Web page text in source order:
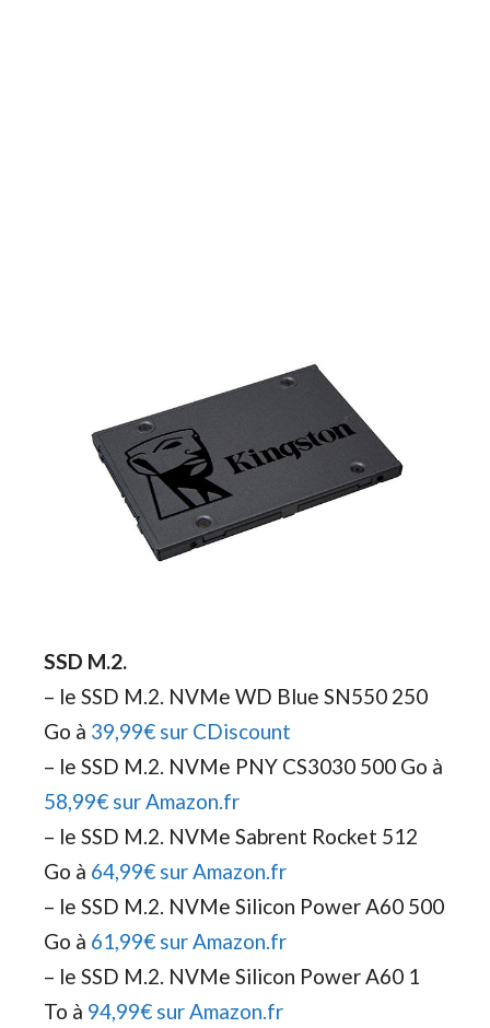
SSD M.2.
– le SSD M.2. NVMe WD Blue SN550 250
Go à 39,99€ sur CDiscount
– le SSD M.2. NVMe PNY CS3030 500 Go à
58,99€ sur Amazon.fr
– le SSD M.2. NVMe Sabrent Rocket 512
Go à 64,99€ sur Amazon.fr
– le SSD M.2. NVMe Silicon Power A60 500
Go à 61,99€ sur Amazon.fr
– le SSD M.2. NVMe Silicon Power A60 1
To à 94,99€ sur Amazon.fr